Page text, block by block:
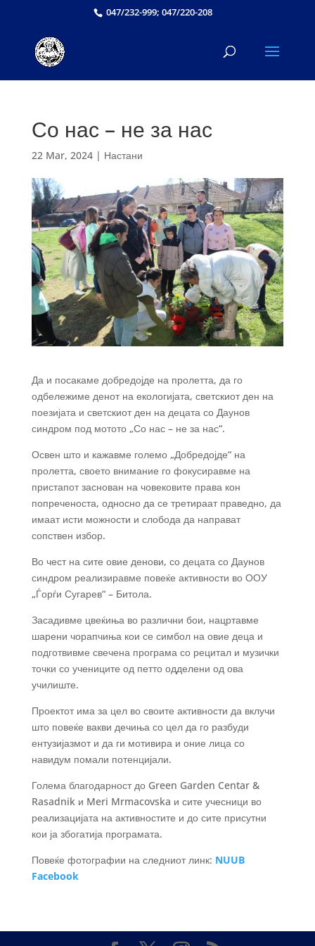
047/232-999; 047/220-208
Со нас – не за нас
22 Mar, 2024| Настани
Да и посакаме добредојде на пролетта, да го
одбележиме денот на екологијата, светскиот ден на
поезијата и светскиот ден на децата со Даунов
синдром под мотото „Со нас – не за нас“.
Освен што и кажавме големо „Добредојде“ на
пролетта, своето внимание го фокусиравме на
пристапот заснован на човековите права кон
попреченоста, односно да се третираат праведно, да
имаат исти можности и слобода да направат
сопствен избор.
Во чест на сите овие денови, со децата со Даунов
синдром реализиравме повеќе активности во ООУ
„Ѓорѓи Сугарев“ – Битола.
Засадивме цвеќиња во различни бои, нацртавме
шарени чорапчиња кои се симбол на овие деца и
подготвивме свечена програма со рецитал и музички
точки со учениците од петто одделени од ова
училиште.
Проектот има за цел во своите активности да вклучи
што повеќе вакви дечиња со цел да го разбуди
ентузијазмот и да ги мотивира и оние лица со
навидум помали потенцијали.
Голема благодарност до Green Garden Centar &
Rasadnik и Meri Mrmacovska и сите учесници во
реализацијата на активностите и до сите присутни
кои ја збогатија програмата.
Повеќе фотографии на следниот линк: NUUB
Facebook